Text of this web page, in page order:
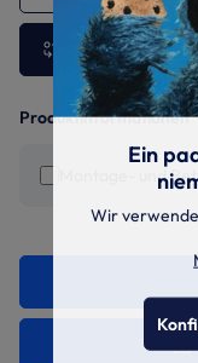
Andere
Produktinformationen
Montage- und
Ein
Wir